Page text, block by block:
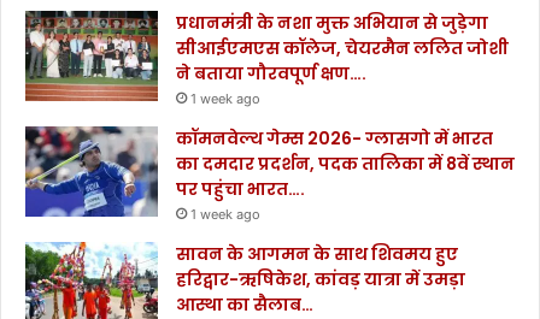
प्रधानमंत्री के नशा मुक्त अभियान से जुड़ेगा
सीआईएमएस कॉलेज, चेयरमैन ललित जोशी
ने बताया गौरवपूर्ण क्षण….
1 week ago
कॉमनवेल्थ गेम्स 2026- ग्लासगो में भारत
का दमदार प्रदर्शन, पदक तालिका में 8वें स्थान
पर पहुंचा भारत….
1 week ago
सावन के आगमन के साथ शिवमय हुए
हरिद्वार-ऋषिकेश, कांवड़ यात्रा में उमड़ा
आस्था का सैलाब…